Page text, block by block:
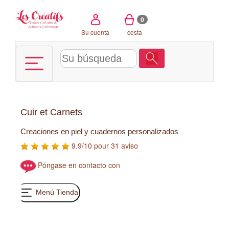
Su cuenta
0
cesta
Cuir et Carnets
Creaciones en piel y cuadernos personalizados
9.9/10 pour 31 aviso
Póngase en contacto con
Menú Tienda